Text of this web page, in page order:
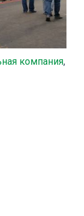
компания,